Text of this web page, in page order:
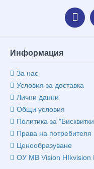
Информация
За нас
Условия за доставка
Лични данни
Общи условия
Политика за
Права на потребителя
Ценообразуване
ОУ MB Vision HIkvision